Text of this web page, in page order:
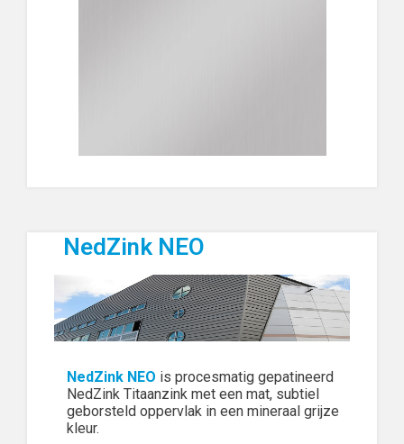
NedZink NEO
NedZink NEO is procesmatig gepatineerd
NedZink Titaanzink met een mat, subtiel
geborsteld oppervlak in een mineraal grijze
kleur.